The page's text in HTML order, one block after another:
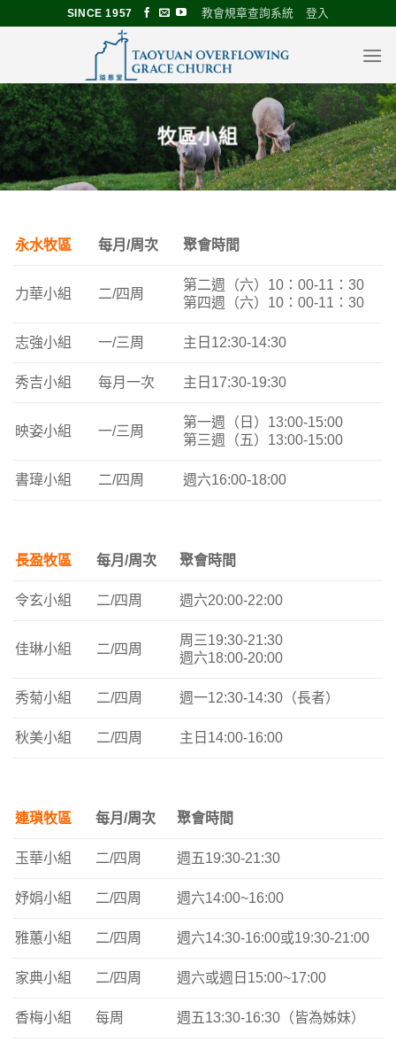
SINCE 1957 教會規章查詢系統 登入
牧區小組
永水牧區 每月/周次 聚會時間
力華小組 二/四周
第二週（六）10：00-11：30
第四週（六）10：00-11：30
志強小組 一/三周 主日12:30-14:30
秀吉小組 每月一次 主日17:30-19:30
映姿小組 一/三周
第一週（日）13:00-15:00
第三週（五）13:00-15:00
書瑋小組 二/四周 週六16:00-18:00
長盈牧區 每月/周次 聚會時間
令玄小組 二/四周 週六20:00-22:00
佳琳小組 二/四周
周三19:30-21:30
週六18:00-20:00
秀菊小組 二/四周 週一12:30-14:30（長者）
秋美小組 二/四周 主日14:00-16:00
連瑣牧區 每月/周次 聚會時間
玉華小組 二/四周 週五19:30-21:30
妤娟小組 二/四周 週六14:00~16:00
雅蕙小組 二/四周 週六14:30-16:00或19:30-21:00
家典小組 二/四周 週六或週日15:00~17:00
香梅小組 每周 週五13:30-16:30（皆為姊妹）